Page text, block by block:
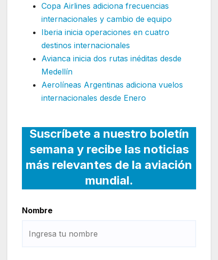
Copa Airlines adiciona frecuencias
internacionales y cambio de equipo
Iberia inicia operaciones en cuatro
destinos internacionales
Avianca inicia dos rutas inéditas desde
Medellín
Aerolíneas Argentinas adiciona vuelos
internacionales desde Enero
Suscríbete a nuestro boletín
semana y recibe las noticias
más relevantes de la aviación
mundial.
Nombre